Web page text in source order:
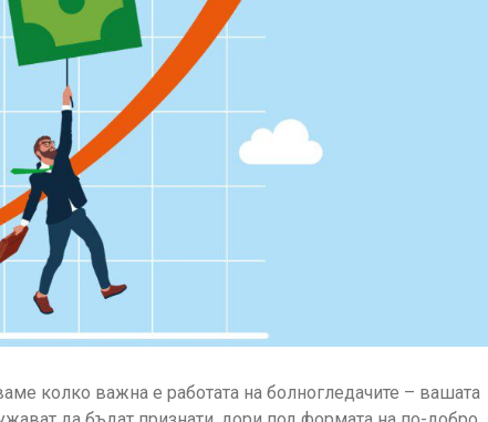
колко важна е работата на болногледачите – вашата